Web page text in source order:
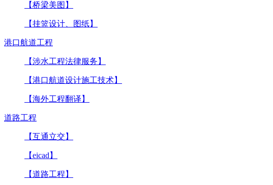
【桥梁美图】
【挂篮设计、图纸】
港口航道工程
【涉水工程法律服务】
【港口航道设计施工技术】
【海外工程翻译】
道路工程
【互通立交】
【eicad】
【道路工程】